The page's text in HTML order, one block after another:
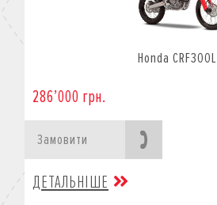
Honda CRF300L
286’000 грн.
Замовити
ДЕТАЛЬНІШЕ